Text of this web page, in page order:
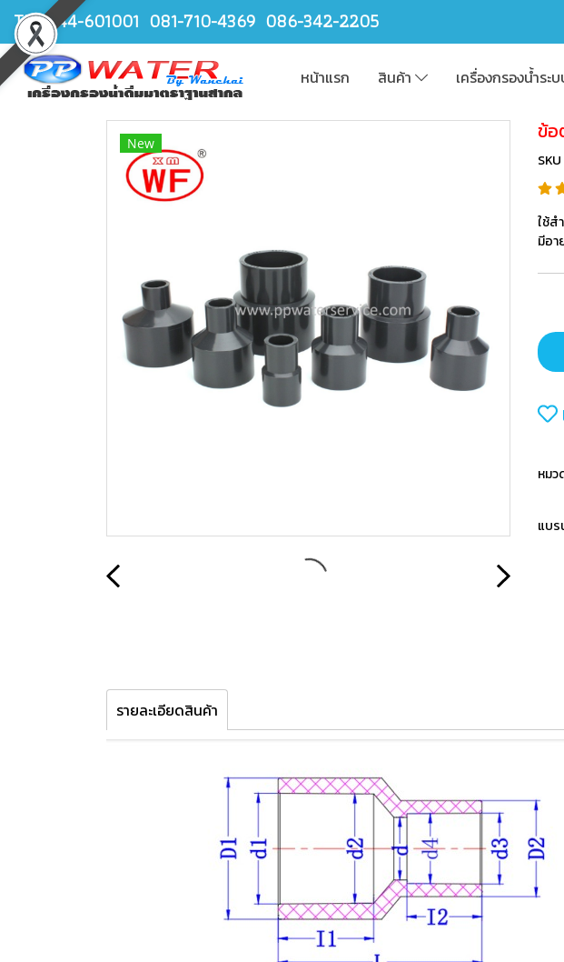
TEL.044-601001 081-710-4369 086-342-2205
หน้าแรก สินค้า เครื่องกรองน้ำระ
New ข้อ
ใช้ส
มีอา
หมว
แบร
รายละเอียดสินค้า